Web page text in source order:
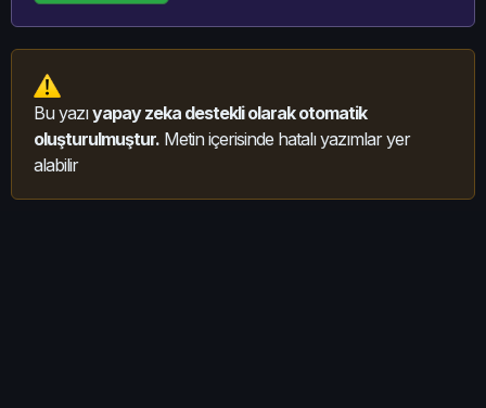
Bu yazıyapay zeka destekli olarak otomatik
oluşturulmuştur. Metin içerisinde hatalı yazımlar yer
alabilir